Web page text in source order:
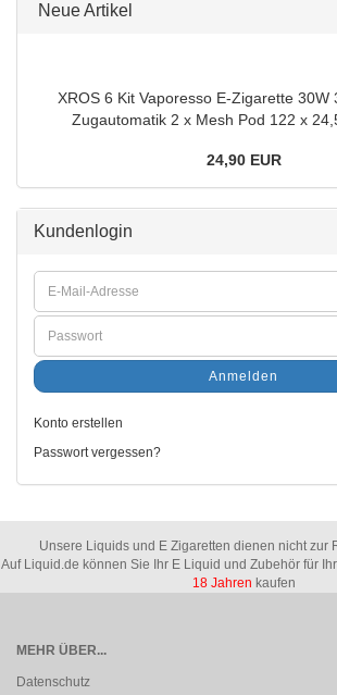
Neue Artikel
XROS 6 Kit Vaporesso E-Zigarette 30W
Zugautomatik 2 x Mesh Pod 122 x
24,90 EUR
Kundenlogin
Anmelden
Konto erstellen
Passwort vergessen?
Unsere Liquids und E Zigaretten dienen nicht zur
Auf Liquid.de können Sie Ihr E Liquid und Zubehör für
18 Jahren kaufen
MEHR ÜBER...
Datenschutz